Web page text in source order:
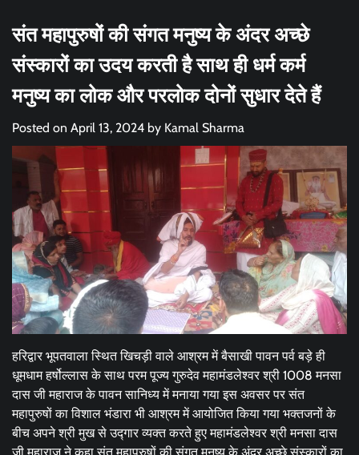
संत महापुरुषों की संगत मनुष्य के अंदर अच्छे
संस्कारों का उदय करती है साथ ही धर्म कर्म
मनुष्य का लोक और परलोक दोनों सुधार देते हैं
Posted on April 13, 2024 by Kamal Sharma
हरिद्वार भूपतवाला स्थित खिचड़ी वाले आश्रम में बैसाखी पावन पर्व बड़े ही
धूमधाम हर्षोल्लास के साथ परम पूज्य गुरुदेव महामंडलेश्वर श्री 1008 मनसा
दास जी महाराज के पावन सानिध्य में मनाया गया इस अवसर पर संत
महापुरुषों का विशाल भंडारा भी आश्रम में आयोजित किया गया भक्तजनों के
बीच अपने श्री मुख से उद्गार व्यक्त करते हुए महामंडलेश्वर श्री मनसा दास